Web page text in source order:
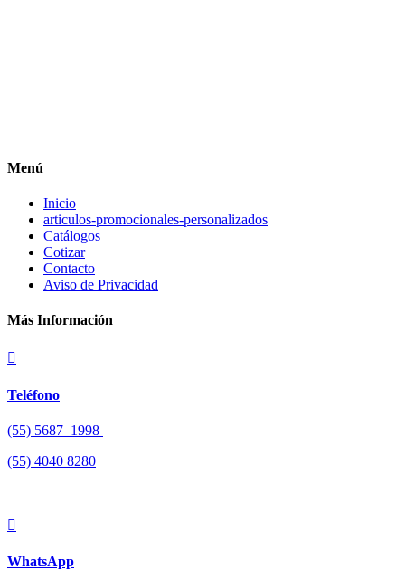
Menú
Inicio
articulos-promocionales-personalizados
Catálogos
Cotizar
Contacto
Aviso de Privacidad
Más Información

Teléfono
(55) 5687 1998
(55) 4040 8280

WhatsApp